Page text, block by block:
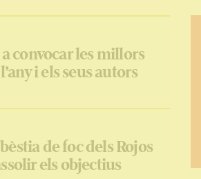
convocar les millors
i els seus autors
de foc dels Rojos
els objectius